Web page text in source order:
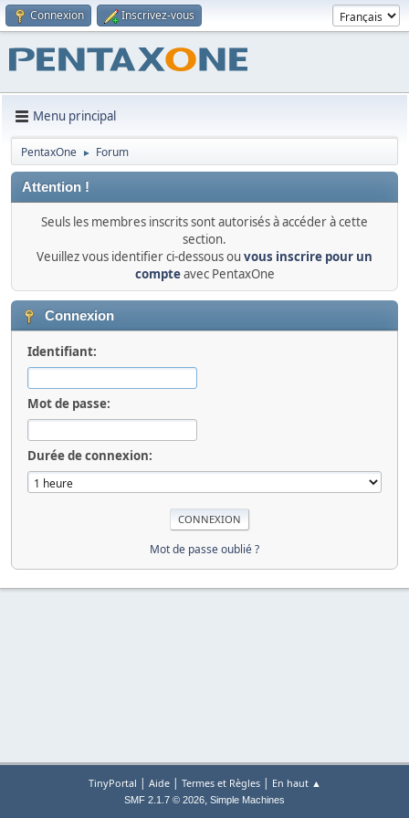
Connexion Inscrivez-vous
Menu principal
PentaxOne ► Forum
Attention !
Seuls les membres inscrits sont autorisés à accéder à cette
section.
Veuillez vous identifier ci-dessous ou vous inscrire pour un
compteavec PentaxOne
Connexion
Identifiant:
Mot de passe:
Durée de connexion:
Mot de passe oublié ?
TinyPortal | Aide| Termes et Règles| En haut ▲
SMF 2.1.7 © 2026, Simple Machines